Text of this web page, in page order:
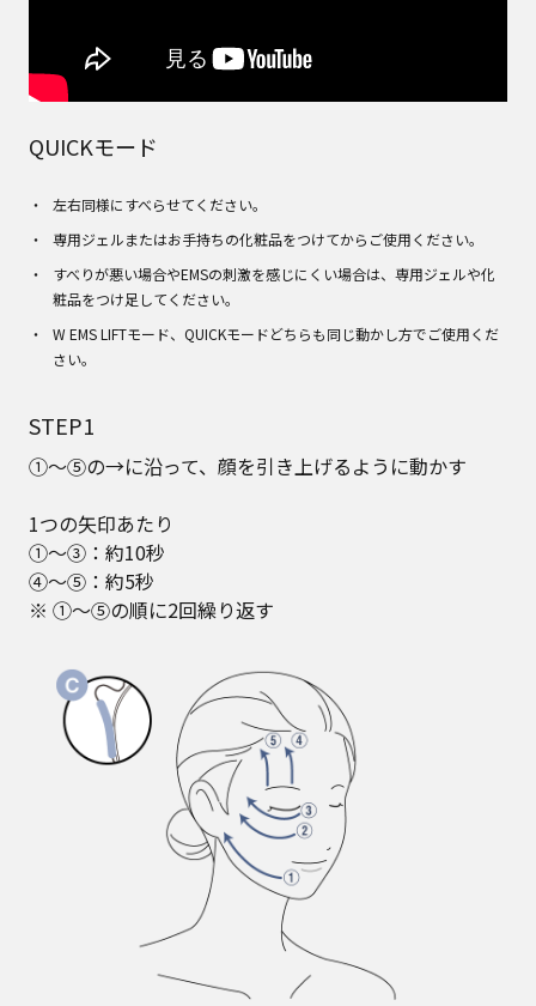
QUICKモード
左右同様にすべらせてください。
専用ジェルまたはお手持ちの化粧品をつけてからご使用ください。
すべりが悪い場合やEMSの刺激を感じにくい場合は、専用ジェルや化
粧品をつけ足してください。
W EMS LIFTモード、QUICKモードどちらも同じ動かし方でご使用くだ
さい。
STEP1
①～⑤の→に沿って、顔を引き上げるように動かす
1つの矢印あたり
①～③：約10秒
④～⑤：約5秒
※ ①～⑤の順に2回繰り返す